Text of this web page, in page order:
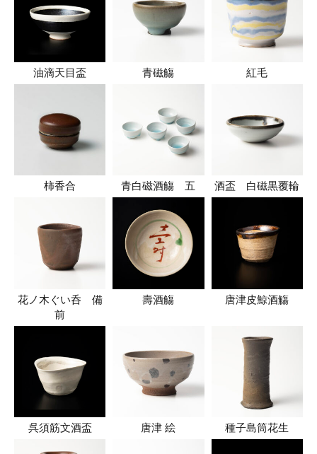
油滴天目盃 青磁觴 紅毛
柿香合 青白磁酒觴 五 酒盃 白磁黒覆輪
花ノ木ぐい呑 備
前
壽酒觴 唐津皮鯨酒觴
呉須筋文酒盃 唐津 絵 種子島筒花生